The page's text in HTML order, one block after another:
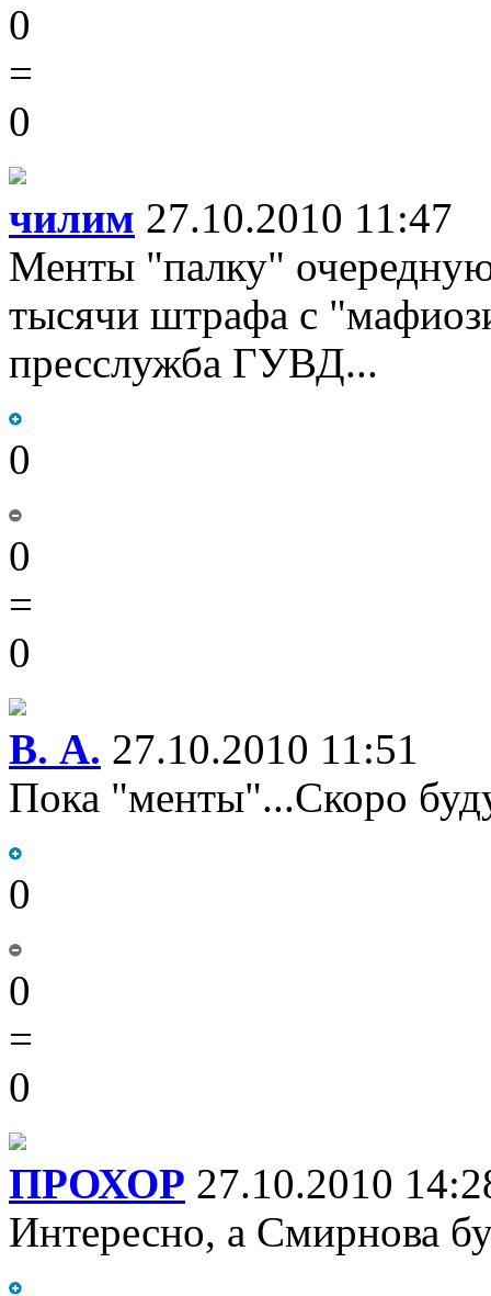
0
=
0
чилим 27.10.2010 11:47
Менты "палку"
тысячи штрафа с
пресслужба ГУВД...
0
0
=
0
В. А. 27.10.2010 11:51
Пока "менты"...Скоро
0
0
=
0
ПРОХОР 27.10.2010
Интересно, а Смирнова